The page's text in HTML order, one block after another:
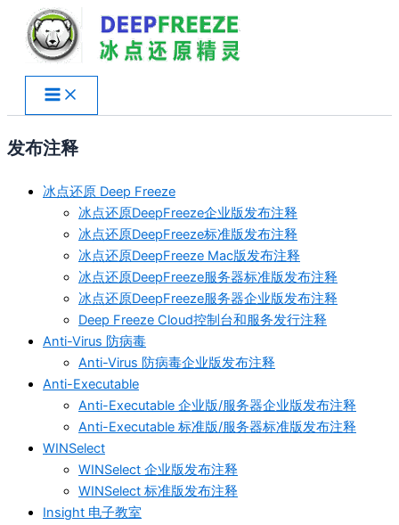
发布注释
冰点还原 Deep Freeze
冰点还原DeepFreeze企业版发布注释
冰点还原DeepFreeze标准版发布注释
冰点还原DeepFreeze Mac版发布注释
冰点还原DeepFreeze服务器标准版发布注释
冰点还原DeepFreeze服务器企业版发布注释
Deep Freeze Cloud控制台和服务发行注释
Anti-Virus 防病毒
Anti-Virus 防病毒企业版发布注释
Anti-Executable
Anti-Executable 企业版/服务器企业版发布注释
Anti-Executable 标准版/服务器标准版发布注释
WINSelect
WINSelect 企业版发布注释
WINSelect 标准版发布注释
Insight 电子教室